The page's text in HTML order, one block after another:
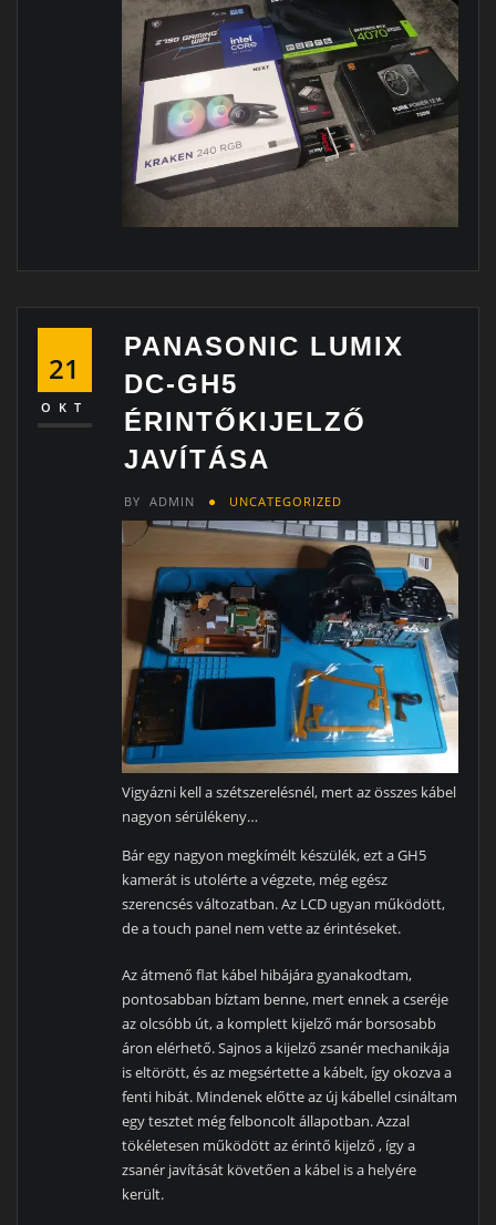
21
OKT
PANASONIC LUMIX
DC-GH5
ÉRINTŐKIJELZŐ
JAVÍTÁSA
BY ADMIN UNCATEGORIZED
Vigyázni kell a szétszerelésnél, mert az összes kábel
nagyon sérülékeny…
Bár egy nagyon megkímélt készülék, ezt a GH5
kamerát is utolérte a végzete, még egész
szerencsés változatban. Az LCD ugyan működött,
de a touch panel nem vette az érintéseket.
Az átmenő flat kábel hibájára gyanakodtam,
pontosabban bíztam benne, mert ennek a cseréje
az olcsóbb út, a komplett kijelző már borsosabb
áron elérhető. Sajnos a kijelző zsanér mechanikája
is eltörött, és az megsértette a kábelt, így okozva a
fenti hibát. Mindenek előtte az új kábellel csináltam
egy tesztet még felboncolt állapotban. Azzal
tökéletesen működött az érintő kijelző , így a
zsanér javítását követően a kábel is a helyére
került.